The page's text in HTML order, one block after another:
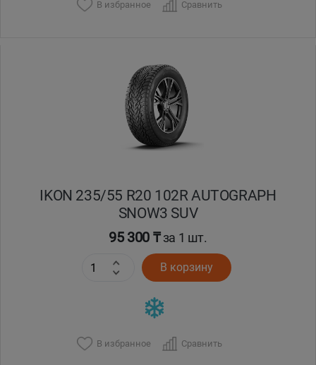
В избранное Сравнить
IKON 235/55 R20 102R AUTOGRAPH
SNOW3 SUV
95 300 ₸за 1 шт.
В корзину
В избранное Сравнить